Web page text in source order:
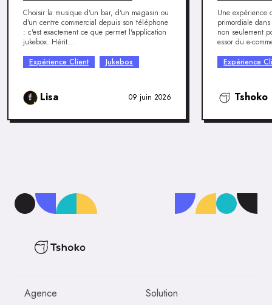
Choisir la musique d'un bar, d'un magasin ou
d'un centre commercial depuis son téléphone
: c'est exactement ce que permet l'application
jukebox. Hérit...
Expérience Client
Jukebox
Lisa 09 juin 2026
Une expérience
primordiale
non seulement
essor du e-
Expérience
Tshoko
Agence Solution